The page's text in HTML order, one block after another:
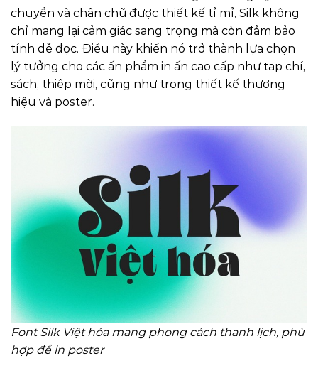
chuyển và chân chữ được thiết kế tỉ mỉ, Silk không
chỉ mang lại cảm giác sang trọng mà còn đảm bảo
tính dễ đọc. Điều này khiến nó trở thành lựa chọn
lý tưởng cho các ấn phẩm in ấn cao cấp như tạp chí,
sách, thiệp mời, cũng như trong thiết kế thương
hiệu và poster.
Font Silk Việt hóa mang phong cách thanh lịch, phù
hợp để in poster